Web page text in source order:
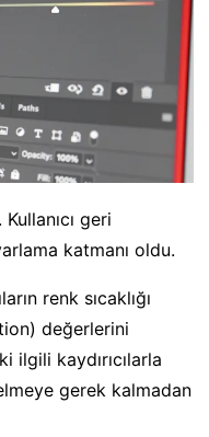
geri
katmanı oldu.
renk sıcaklığı
değerlerini
ilgili kaydırıcılarla
gerek kalmadan